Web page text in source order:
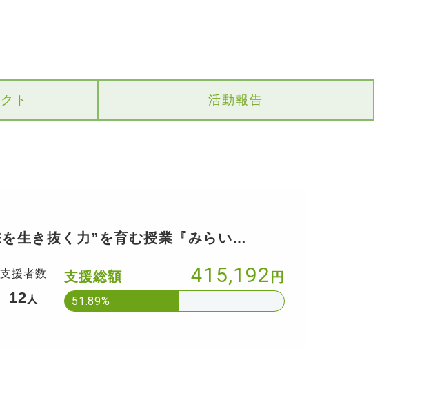
ト 活動報告
生き抜く力”を育む授業『みらい
支援者数
12 人
支援総額 415,192 円
51.89%